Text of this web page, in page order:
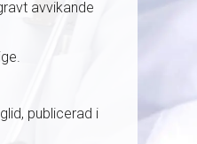
avvikande
publicerad i